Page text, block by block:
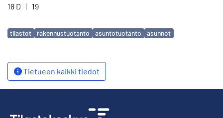
18 D | 19
Avainsanat
tilastot rakennustuotanto asuntotuotanto asunnot
Tietueen kaikki tiedot